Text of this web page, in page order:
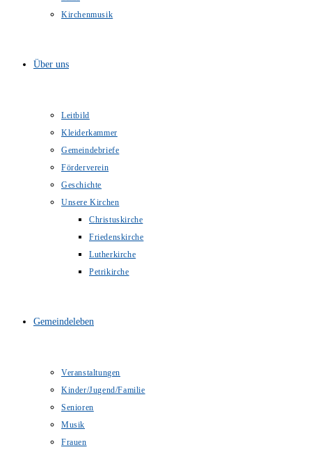
Kirchenmusik
Über uns
Leitbild
Kleiderkammer
Gemeindebriefe
Förderverein
Geschichte
Unsere Kirchen
Christuskirche
Friedenskirche
Lutherkirche
Petrikirche
Gemeindeleben
Veranstaltungen
Kinder/Jugend/Familie
Senioren
Musik
Frauen